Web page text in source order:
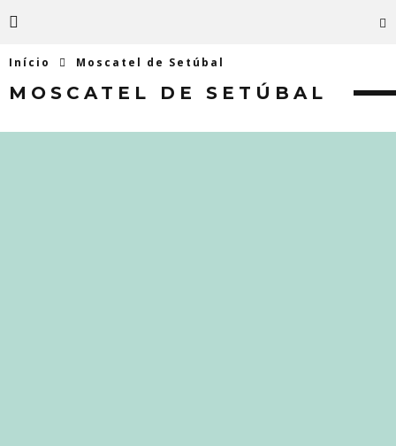
Início Moscatel de Setúbal
MOSCATEL DE SETÚBAL